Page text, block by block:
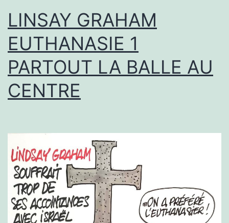
LINSAY GRAHAM
EUTHANASIE 1
PARTOUT LA BALLE AU
CENTRE